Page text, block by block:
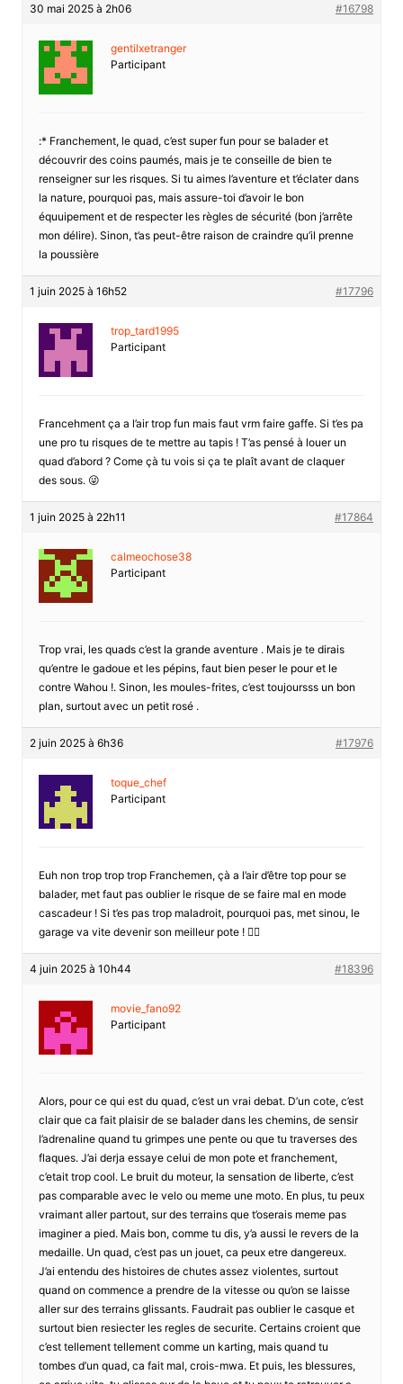
30 mai 2025 à 2h06 #16798
gentilxetranger
Participant
:* Franchement, le quad, c’est super fun pour se balader et
découvrir des coins paumés, mais je te conseille de bien te
renseigner sur les risques. Si tu aimes l’aventure et t’éclater dans
la nature, pourquoi pas, mais assure-toi d’avoir le bon
équuipement et de respecter les règles de sécurité (bon j’arrête
mon délire). Sinon, t’as peut-être raison de craindre qu’il prenne
la poussière
1 juin 2025 à 16h52 #17796
trop_tard1995
Participant
Francehment ça a l’air trop fun mais faut vrm faire gaffe. Si t’es pa
une pro tu risques de te mettre au tapis ! T’as pensé à louer un
quad d’abord ? Come çà tu vois si ça te plaît avant de claquer
des sous. 😜
1 juin 2025 à 22h11 #17864
calmeochose38
Participant
Trop vrai, les quads c’est la grande aventure . Mais je te dirais
qu’entre le gadoue et les pépins, faut bien peser le pour et le
contre Wahou !. Sinon, les moules-frites, c’est toujoursss un bon
plan, surtout avec un petit rosé .
2 juin 2025 à 6h36 #17976
toque_chef
Participant
Euh non trop trop trop Franchemen, çà a l’air d’être top pour se
balader, met faut pas oublier le risque de se faire mal en mode
cascadeur ! Si t’es pas trop maladroit, pourquoi pas, met sinou, le
garage va vite devenir son meilleur pote ! 🤷‍♂️
4 juin 2025 à 10h44 #18396
movie_fano92
Participant
Alors, pour ce qui est du quad, c’est un vrai debat. D’un cote, c’est
clair que ca fait plaisir de se balader dans les chemins, de sensir
l’adrenaline quand tu grimpes une pente ou que tu traverses des
flaques. J’ai derja essaye celui de mon pote et franchement,
c’etait trop cool. Le bruit du moteur, la sensation de liberte, c’est
pas comparable avec le velo ou meme une moto. En plus, tu peux
vraimant aller partout, sur des terrains que t’oserais meme pas
imaginer a pied. Mais bon, comme tu dis, y’a aussi le revers de la
medaille. Un quad, c’est pas un jouet, ca peux etre dangereux.
J’ai entendu des histoires de chutes assez violentes, surtout
quand on commence a prendre de la vitesse ou qu’on se laisse
aller sur des terrains glissants. Faudrait pas oublier le casque et
surtout bien resiecter les regles de securite. Certains croient que
c’est tellement tellement comme un karting, mais quand tu
tombes d’un quad, ca fait mal, crois-mwa. Et puis, les blessures,